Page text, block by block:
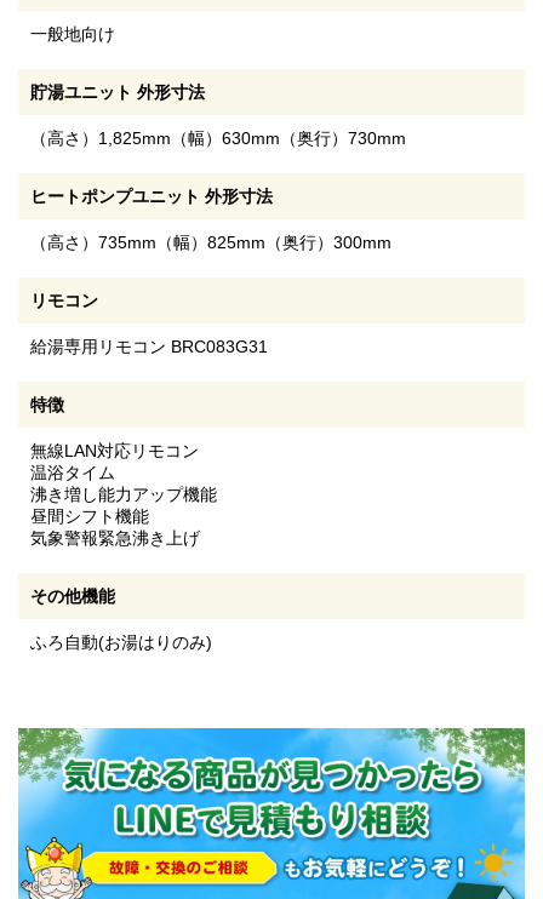
一般地向け
貯湯ユニット 外形寸法
（高さ）1,825mm（幅）630mm（奥行）730mm
ヒートポンプユニット 外形寸法
（高さ）735mm（幅）825mm（奥行）300mm
リモコン
給湯専用リモコン BRC083G31
特徴
無線LAN対応リモコン
温浴タイム
沸き増し能力アップ機能
昼間シフト機能
気象警報緊急沸き上げ
その他機能
ふろ自動(お湯はりのみ)